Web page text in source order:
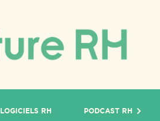
LOGICIELS RH PODCAST RH